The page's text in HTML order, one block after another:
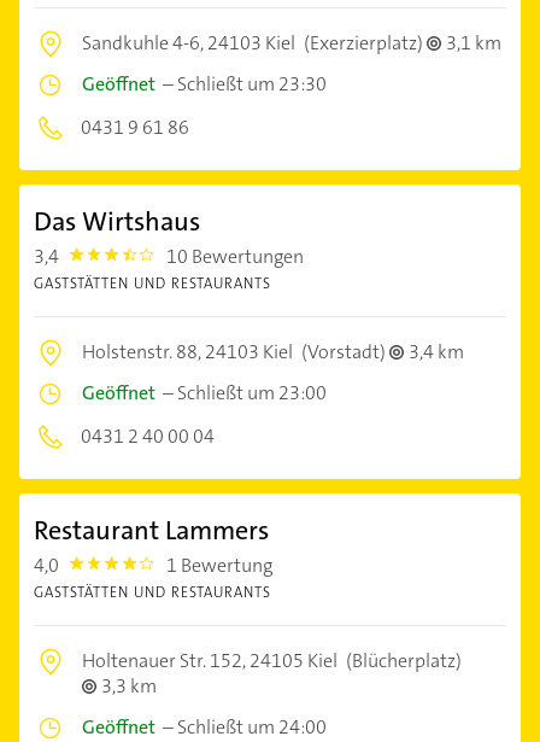
Sandkuhle 4-6,24103 Kiel (Exerzierplatz)
3,1 km
Geöffnet –Schließt um 23:30
0431 9 61 86
Das Wirtshaus
3,4 3.4 10 Bewertungen
GASTSTÄTTEN UND RESTAURANTS
Holstenstr. 88,24103 Kiel (Vorstadt)
3,4 km
Geöffnet –Schließt um 23:00
0431 2 40 00 04
Restaurant Lammers
4,0 4.0 1 Bewertung
GASTSTÄTTEN UND RESTAURANTS
Holtenauer Str. 152,24105 Kiel (Blücherplatz)
3,3 km
Geöffnet –Schließt um 24:00